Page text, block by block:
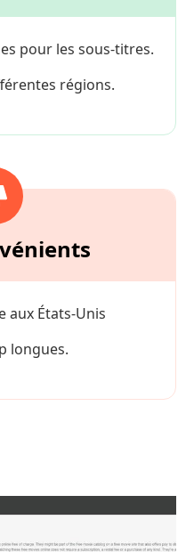
pour les sous-titres.
régions.
aux États-Unis
longues.